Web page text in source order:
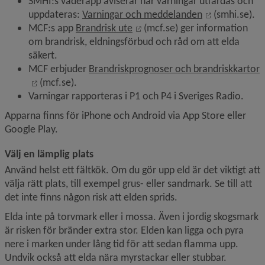
uppdateras: Varningar och meddelanden Länk till
(smhi.se).
MCF:s app Brandrisk ute Länk till annan webbplats,
(mcf.se) ger information
om brandrisk, eldningsförbud och råd om att elda
säkert.
MCF erbjuder Brandriskprognoser och brandriskkartor
Länk till annan webbplats, öppnas i nytt fönster.
(mcf.se).
Varningar rapporteras i P1 och P4 i Sveriges Radio.
Apparna finns för iPhone och Android via App Store eller
Google Play.
Välj en lämplig plats
Använd helst ett fältkök. Om du gör upp eld är det viktigt att
välja rätt plats, till exempel grus- eller sandmark. Se till att
det inte finns någon risk att elden sprids.
Elda inte på torvmark eller i mossa. Även i jordig skogsmark
är risken för bränder extra stor. Elden kan ligga och pyra
nere i marken under lång tid för att sedan flamma upp.
Undvik också att elda nära myrstackar eller stubbar.